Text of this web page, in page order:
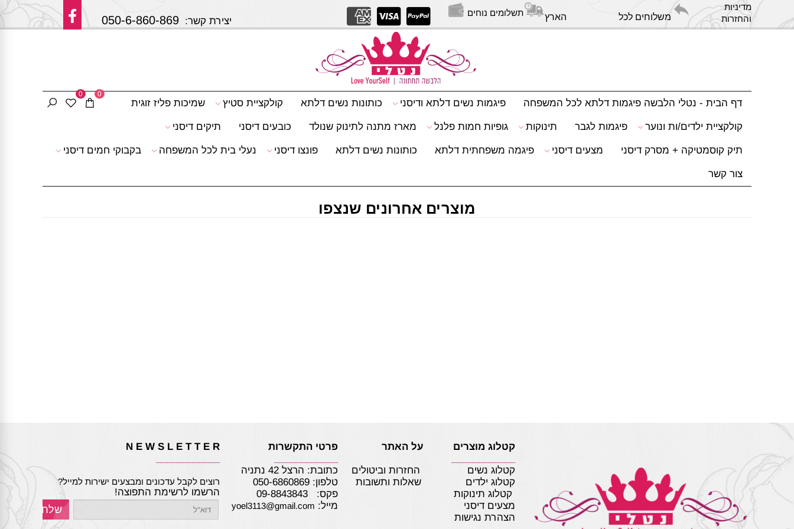
מדיניות
והחזרות
משלוחים לכל הארץ תשלומים נוחים
יצירת קשר: 050-6-860-869
0 0
דף הבית - נטלי הלבשה פיגמות דלתא לכל המשפחה פיגמות נשים דלתא ודיסני כותונות נשים דלתא קולקציית סטיץ שמיכות פליז זוגית
קולקציית ילדים/ות ונוער פיגמות לגבר תינוקות גופיות חמות פלנל מארז מתנה לתינוק שנולד כובעים דיסני תיקים דיסני
תיק קוסמטיקה + מסרק דיסני מצעים דיסני פיגמה משפחתית דלתא כותונות נשים דלתא פונצו דיסני נעלי בית לכל המשפחה בקבוקי חמים דיסני
צור קשר
מוצרים אחרונים שנצפו
קטלוג מוצרים על האתר
קטלוג נשים
החזרות וביטולים
קטלוג ילדים
שאלות ותשובות
קטלוג תינוקות
מצעים דיסני
הצהרת נגישות
פרטי התקשרות
כתובת: הרצל 42 נתניה
טלפון: 050-6860869
פקס: 09-8843843
מייל: yoel3113@gmail.com
N E W S L E T T E R
רוצים לקבל עדכונים ומבצעים ישירות למייל?
הרשמו לרשימת התפוצה!